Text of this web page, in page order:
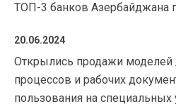
ТОП-3 банков Азербайджана
20.06.2024
Открылись продажи моделей
процессов и рабочих
пользования на специальных